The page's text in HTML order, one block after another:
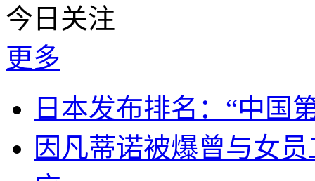
今日关注
更多
日本发布排名：“中国
因凡蒂诺被爆曾与女